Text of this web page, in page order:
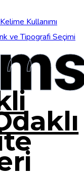
Kullanımı
ve Tipografi Seçimi